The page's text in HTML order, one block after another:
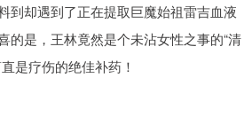
到却遇到了正在提取巨魔始祖雷吉血液
的是，王林竟然是个未沾女性之事的“清
是疗伤的绝佳补药！